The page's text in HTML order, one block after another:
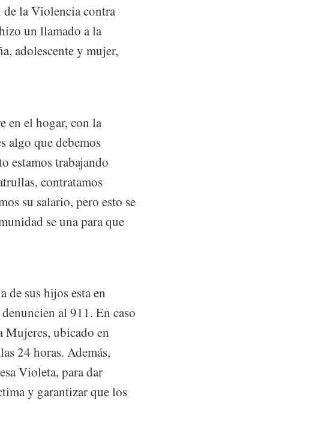
la Violencia contra
un llamado a la
adolescente y mujer,
en el hogar, con la
algo que debemos
estamos trabajando
contratamos
su salario, pero esto se
se una para que
sus hijos esta en
al 911. En caso
Mujeres, ubicado en
24 horas. Además,
Violeta, para dar
y garantizar que los